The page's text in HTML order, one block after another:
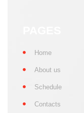
Home
About us
Schedule
Contacts